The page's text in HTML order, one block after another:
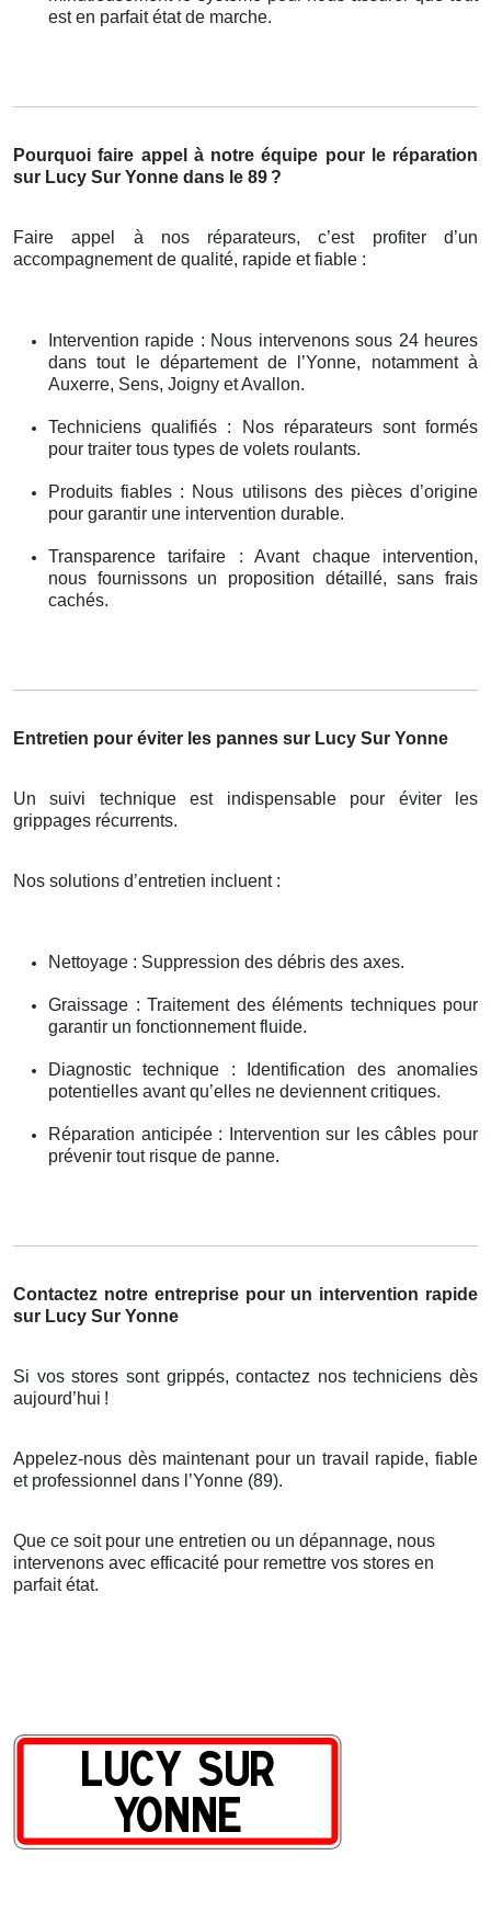
est en parfait état de marche.
Pourquoi faire appel à notre équipe pour le réparation
sur Lucy Sur Yonne dans le 89 ?
Faire appel à nos réparateurs, c’est profiter d’un
accompagnement de qualité, rapide et fiable :
Intervention rapide : Nous intervenons sous 24 heures
dans tout le département de l’Yonne, notamment à
Auxerre, Sens, Joigny et Avallon.
Techniciens qualifiés : Nos réparateurs sont formés
pour traiter tous types de volets roulants.
Produits fiables : Nous utilisons des pièces d’origine
pour garantir une intervention durable.
Transparence tarifaire : Avant chaque intervention,
nous fournissons un proposition détaillé, sans frais
cachés.
Entretien pour éviter les pannes sur Lucy Sur Yonne
Un suivi technique est indispensable pour éviter les
grippages récurrents.
Nos solutions d’entretien incluent :
Nettoyage : Suppression des débris des axes.
Graissage : Traitement des éléments techniques pour
garantir un fonctionnement fluide.
Diagnostic technique : Identification des anomalies
potentielles avant qu’elles ne deviennent critiques.
Réparation anticipée : Intervention sur les câbles pour
prévenir tout risque de panne.
Contactez notre entreprise pour un intervention rapide
sur Lucy Sur Yonne
Si vos stores sont grippés, contactez nos techniciens dès
aujourd’hui !
Appelez-nous dès maintenant pour un travail rapide, fiable
et professionnel dans l’Yonne (89).
Que ce soit pour une entretien ou un dépannage, nous
intervenons avec efficacité pour remettre vos stores en
parfait état.